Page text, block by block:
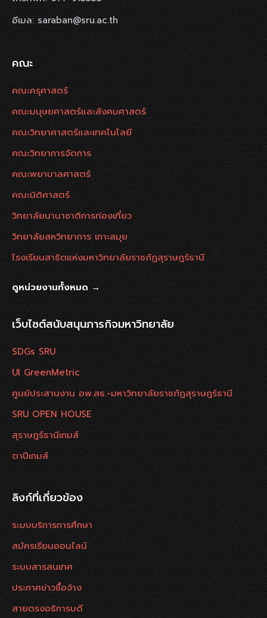
อีเมล: saraban@sru.ac.th
คณะ
คณะครุศาสตร์
คณะมนุษยศาสตร์และสังคมศาสตร์
คณะวิทยาศาสตร์และเทคโนโลยี
คณะวิทยาการจัดการ
คณะพยาบาลศาสตร์
คณะนิติศาสตร์
วิทยาลัยนานาชาติการท่องเที่ยว
วิทยาลัยสหวิทยาการ เกาะสมุย
โรงเรียนสาธิตแห่งมหาวิทยาลัยราชภัฏสุราษฎร์ธานี
ดูหน่วยงานทั้งหมด →
เว็บไซต์สนับสนุนภารกิจมหาวิทยาลัย
SDGs SRU
UI GreenMetric
ศูนย์ประสานงาน อพ.สธ.-มหาวิทยาลัยราชภัฏสุราษฎร์ธานี
SRU OPEN HOUSE
สุราษฎร์ธานีเกมส์
ตาปีเกมส์
ลิงก์ที่เกี่ยวข้อง
ระบบบริการการศึกษา
สมัครเรียนออนไลน์
ระบบสารสนเทศ
ประกาศข่าวซื้อจ้าง
สายตรงอธิการบดี